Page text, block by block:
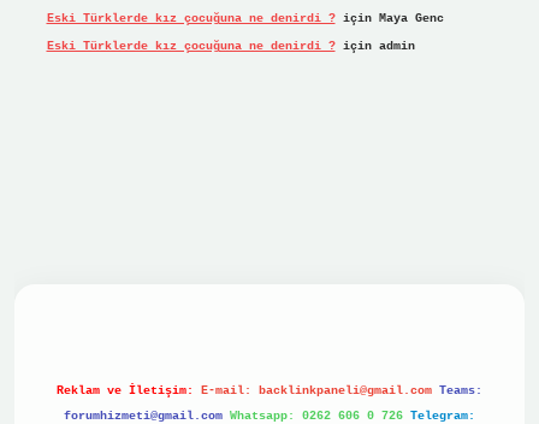
Eski Türklerde kız çocuğuna ne denirdi ?için Maya Genc
Eski Türklerde kız çocuğuna ne denirdi ?için admin
Reklam ve İletişim: E-mail: backlinkpaneli@gmail.com Teams:
forumhizmeti@gmail.com Whatsapp: 0262 606 0 726 Telegram: